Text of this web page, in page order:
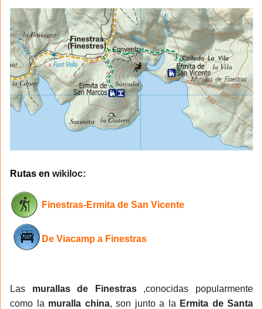
Rutas en wikiloc:
Finestras-Ermita de San Vicente
De Viacamp a Finestras
Las murallas de Finestras,conocidas popularmente
como la muralla china, son junto a la Ermita de Santa